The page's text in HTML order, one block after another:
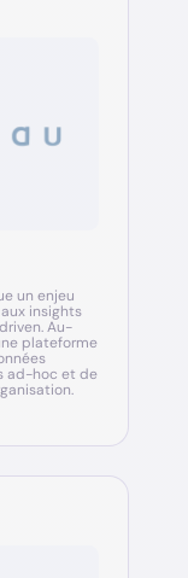
un enjeu
insights
Au-
plateforme
ad-hoc et de